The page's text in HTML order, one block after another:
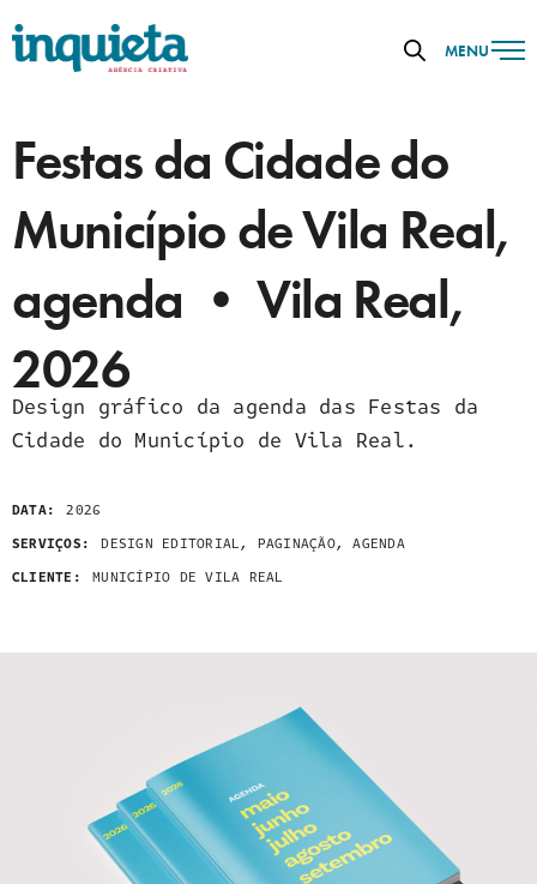
MENU
Festas da Cidade do
Município de Vila Real,
agenda • Vila Real,
2026
Design gráfico da agenda das Festas da
Cidade do Município de Vila Real.
DATA:
2026
SERVIÇOS:
DESIGN EDITORIAL, PAGINAÇÃO, AGENDA
CLIENTE:
MUNICÍPIO DE VILA REAL